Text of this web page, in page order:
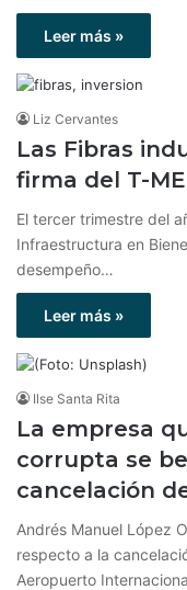
Leer más »
Liz Cervantes
Las Fibras
firma del T-
El tercer trimestre del
Infraestructura en
desempeño…
Leer más »
Ilse Santa Rita
La empresa
corrupta se
cancelación
Andrés Manuel López
respecto a la
Aeropuerto